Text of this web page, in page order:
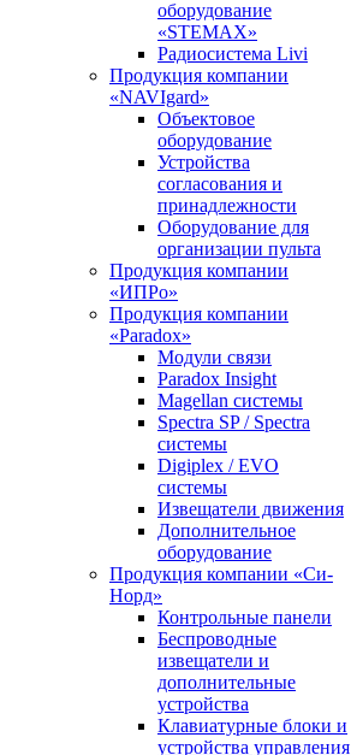
оборудование
«STEMAX»
Радиосистема Livi
Продукция компании
«NAVIgard»
Объектовое
оборудование
Устройства
согласования и
принадлежности
Оборудование для
организации пульта
Продукция компании
«ИПРо»
Продукция компании
«Paradox»
Модули связи
Paradox Insight
Magellan системы
Spectra SP / Spectra
системы
Digiplex / EVO
системы
Извещатели движения
Дополнительное
оборудование
Продукция компании «Си-
Норд»
Контрольные панели
Беспроводные
извещатели и
дополнительные
устройства
Клавиатурные блоки и
устройства управления